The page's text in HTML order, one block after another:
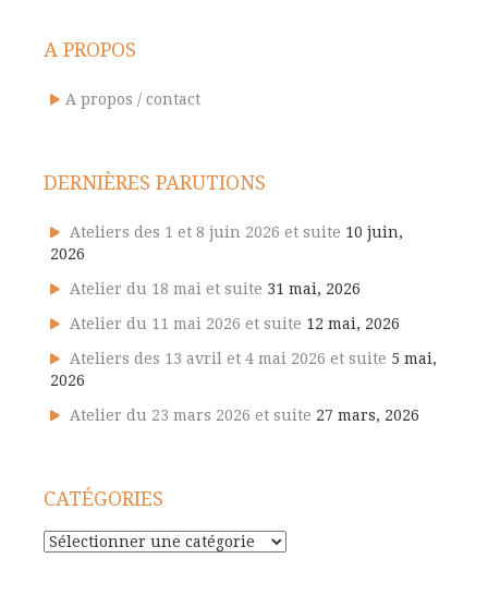
A PROPOS
A propos / contact
DERNIÈRES PARUTIONS
Ateliers des 1 et 8 juin 2026 et suite 10 juin,
2026
Atelier du 18 mai et suite 31 mai, 2026
Atelier du 11 mai 2026 et suite 12 mai, 2026
Ateliers des 13 avril et 4 mai 2026 et suite 5 mai,
2026
Atelier du 23 mars 2026 et suite 27 mars, 2026
CATÉGORIES
Catégories